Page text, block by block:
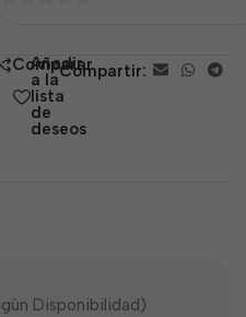
5 Comparar
Añadir
a la
lista
de
deseos
Compartir:
Disponibilidad)